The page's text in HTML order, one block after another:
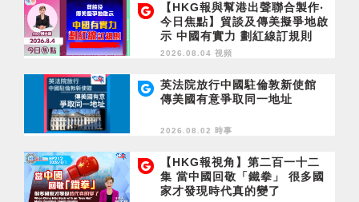
【HKG報與幫港出聲聯合製作‧
今日焦點】貿談及傳美擬爭地啟
示 中國有實力 劃紅線訂規則
2026.08.04 視頻
英法院放行中國駐倫敦新使館
傳美國有意爭取同一地址
2026.08.02 時事
【HKG報視角】第二百一十二
集 當中國回敬「鐵拳」 很多國
家才發現時代真的變了